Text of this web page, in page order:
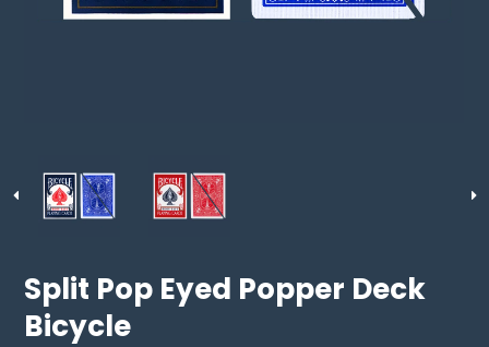
Split Pop Eyed Popper Deck
Bicycle